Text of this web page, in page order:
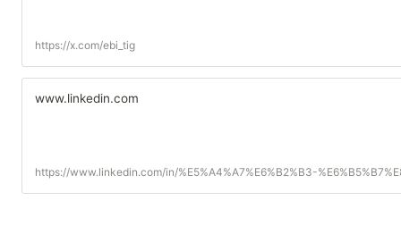
https://x.com/ebi_tig
www.linkedin.com
https://www.linkedin.com/in/%E5%A4%A7%E6%B2%B3-